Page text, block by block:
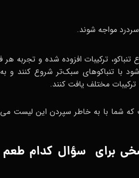
مواجه شوند.
ترکیبات افزوده شده و تجربه هر
با تنباکوهای سبک‌تر شروع کنند و
مختلف یافت کنند.
که شما با به خاطر سپردن این لیست
برای سؤال کدام طعم